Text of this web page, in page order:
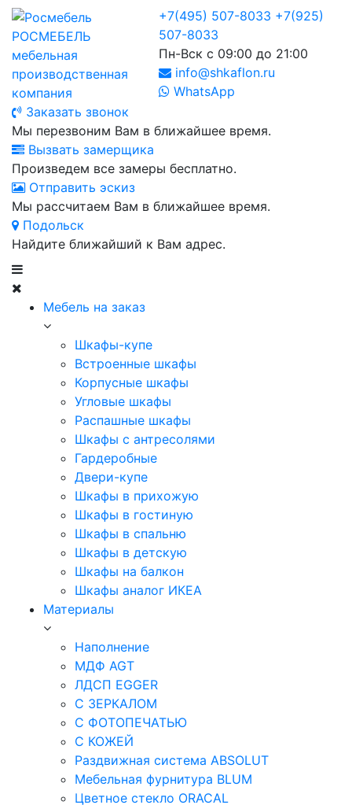
РОСМЕБЕЛЬ
мебельная
производственная
компания
+7(495) 507-8033 +7(925)
507-8033
Пн-Вск с 09:00 до 21:00
info@shkaflon.ru
WhatsApp
Заказать звонок
Мы перезвоним Вам в ближайшее время.
Вызвать замерщика
Произведем все замеры бесплатно.
Отправить эскиз
Мы рассчитаем Вам в ближайшее время.
Подольск
Найдите ближайший к Вам адрес.
Мебель на заказ
Шкафы-купе
Встроенные шкафы
Корпусные шкафы
Угловые шкафы
Распашные шкафы
Шкафы с антресолями
Гардеробные
Двери-купе
Шкафы в прихожую
Шкафы в гостиную
Шкафы в спальню
Шкафы в детскую
Шкафы на балкон
Шкафы аналог ИКЕА
Материалы
Наполнение
МДФ AGT
ЛДСП EGGER
С ЗЕРКАЛОМ
С ФОТОПЕЧАТЬЮ
С КОЖЕЙ
Раздвижная система ABSOLUT
Мебельная фурнитура BLUM
Цветное стекло ORACAL